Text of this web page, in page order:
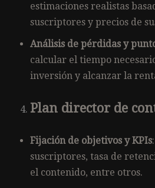
estimaciones realistas
suscriptores y precios de
Análisis de pérdidas y
calcular el tiempo
inversión y alcanzar la
Plan director de
Fijación de objetivos y KPIs
suscriptores, tasa de
el contenido, entre otros.